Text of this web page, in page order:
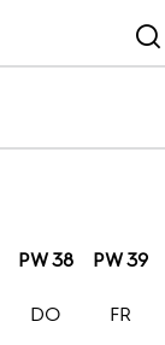
PW 38 PW 39
DO FR